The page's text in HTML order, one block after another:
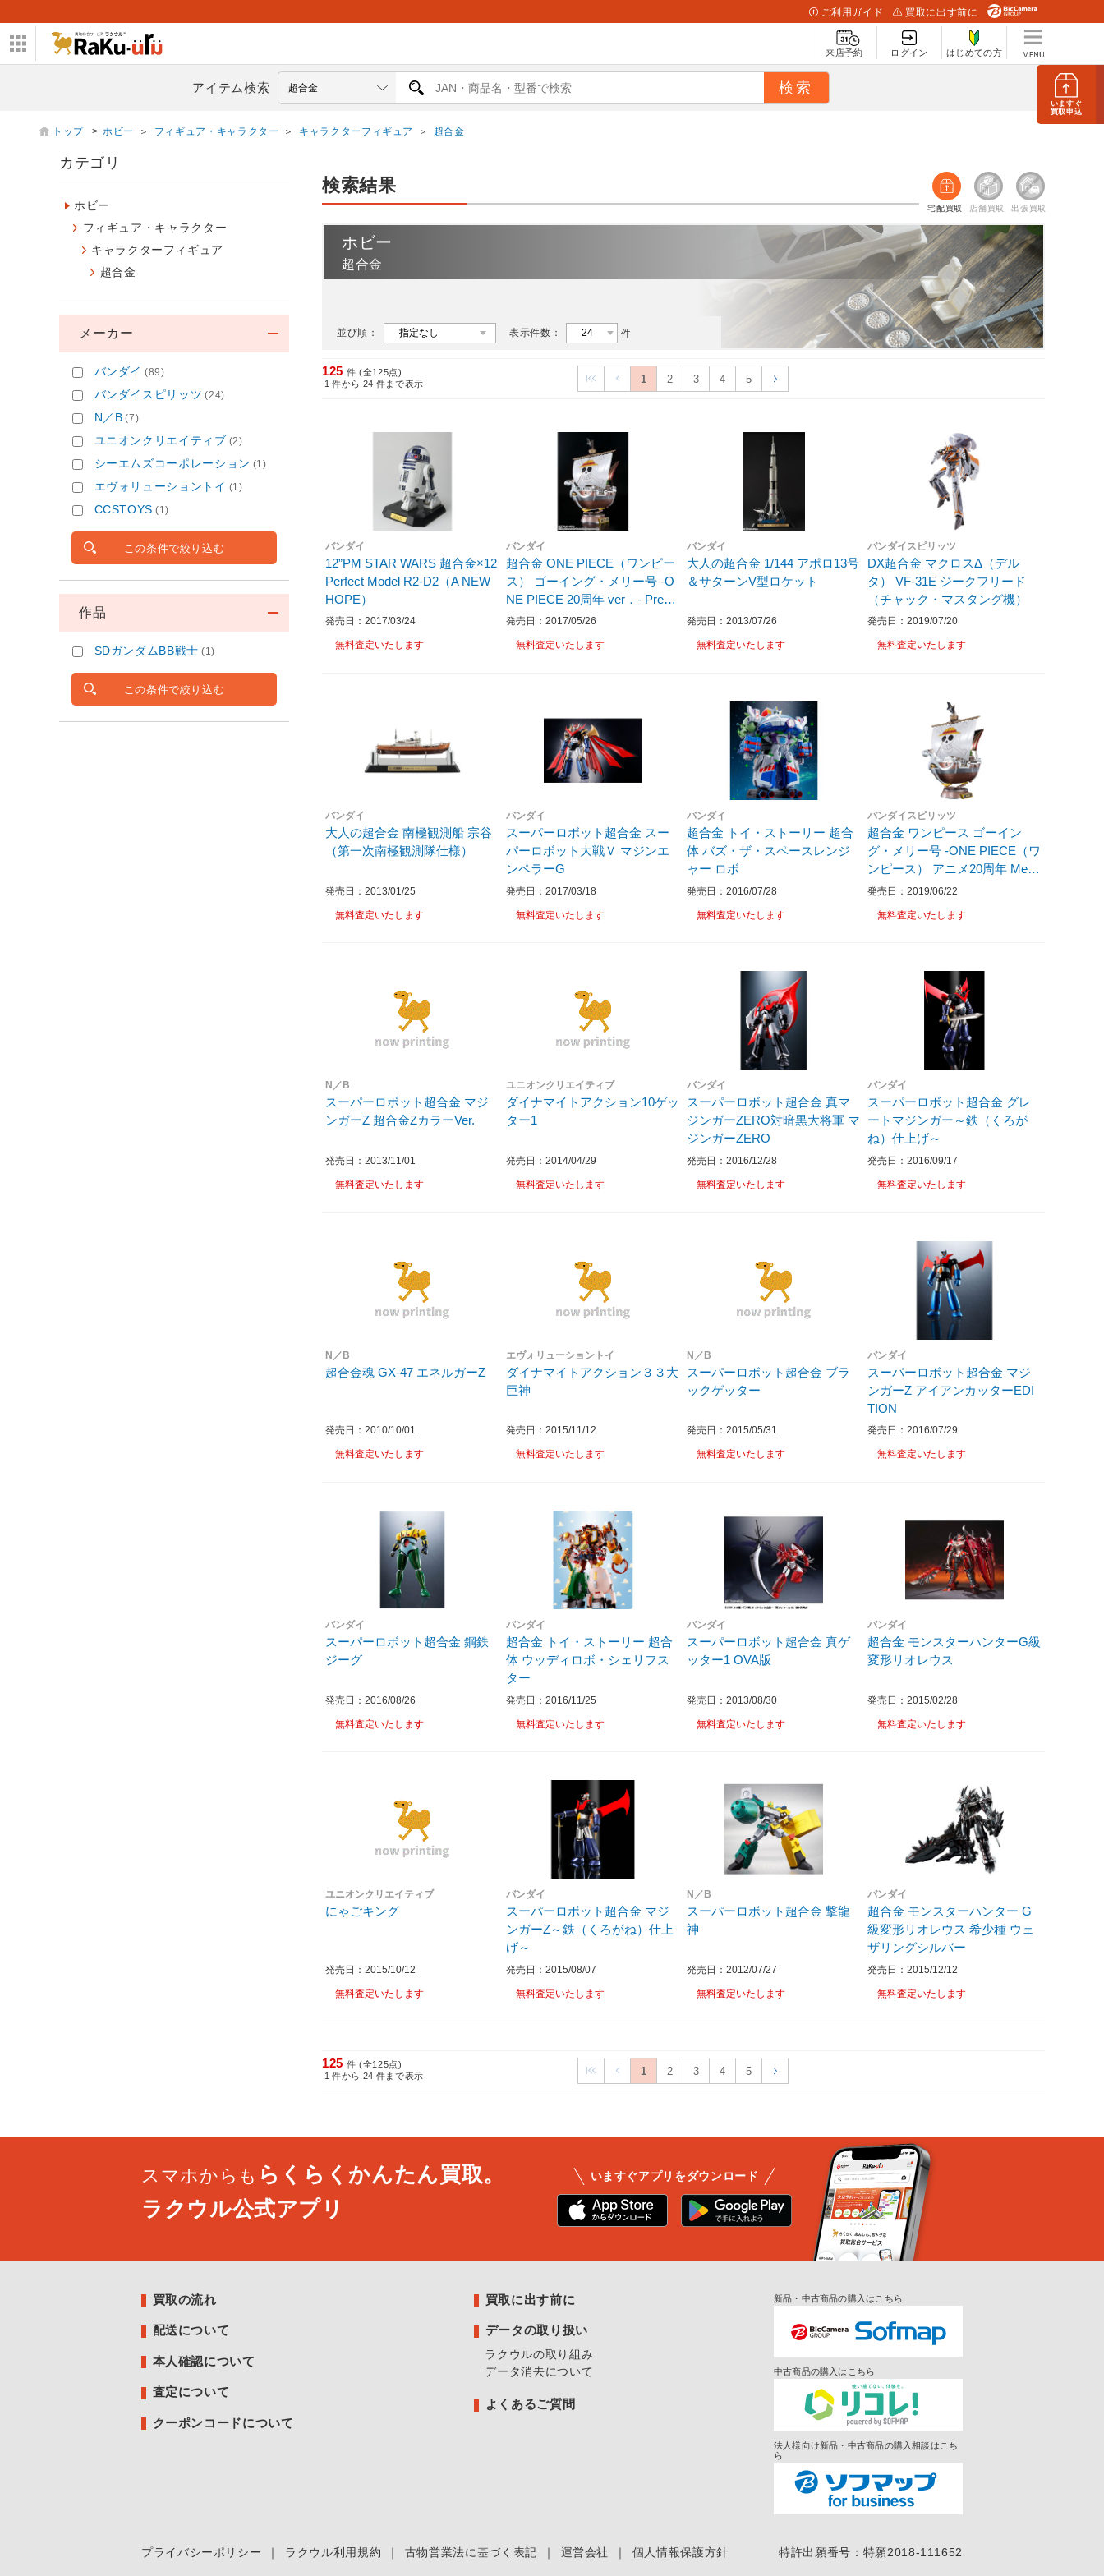
いますぐ
買取申込
ご利用ガイド 買取に出す前に
来店予約 ログイン はじめての方
アイテム検索
トップ > ホビー ＞ フィギュア・キャラクター ＞ キャラクターフィギュア ＞ 超合金
検索結果
宅配買取 店舗買取 出張買取
ホビー
超合金
並び順： 表示件数： 件
125 件 (全125点)
1 件から 24 件まで表示 1 2 3 4 5
バンダイ
12”PM STAR WARS 超合金×12
Perfect Model R2-D2（A NEW
HOPE）
発売日：2017/03/24
無料査定いたします
バンダイ
超合金 ONE PIECE（ワンピー
ス） ゴーイング・メリー号 -O
NE PIECE 20周年 ver．- Premi
um color ver．-
発売日：2017/05/26
無料査定いたします
バンダイ
大人の超合金 1/144 アポロ13号
＆サターンV型ロケット
発売日：2013/07/26
無料査定いたします
バンダイスピリッツ
DX超合金 マクロスΔ（デル
タ） VF-31E ジークフリード
（チャック・マスタング機）
発売日：2019/07/20
無料査定いたします
バンダイ
大人の超合金 南極観測船 宗谷
（第一次南極観測隊仕様）
発売日：2013/01/25
無料査定いたします
バンダイ
スーパーロボット超合金 スー
パーロボット大戦Ｖ マジンエ
ンペラーG
発売日：2017/03/18
無料査定いたします
バンダイ
超合金 トイ・ストーリー 超合
体 バズ・ザ・スペースレンジ
ャー ロボ
発売日：2016/07/28
無料査定いたします
バンダイスピリッツ
超合金 ワンピース ゴーイン
グ・メリー号 -ONE PIECE（ワ
ンピース） アニメ20周年 Mem
orial edition-
発売日：2019/06/22
無料査定いたします
N／B
スーパーロボット超合金 マジ
ンガーZ 超合金ZカラーVer.
発売日：2013/11/01
無料査定いたします
ユニオンクリエイティブ
ダイナマイトアクション10ゲッ
ター1
発売日：2014/04/29
無料査定いたします
バンダイ
スーパーロボット超合金 真マ
ジンガーZERO対暗黒大将軍 マ
ジンガーZERO
発売日：2016/12/28
無料査定いたします
バンダイ
スーパーロボット超合金 グレ
ートマジンガー～鉄（くろが
ね）仕上げ～
発売日：2016/09/17
無料査定いたします
N／B
超合金魂 GX-47 エネルガーZ
発売日：2010/10/01
無料査定いたします
エヴォリューショントイ
ダイナマイトアクション３３大
巨神
発売日：2015/11/12
無料査定いたします
N／B
スーパーロボット超合金 ブラ
ックゲッター
発売日：2015/05/31
無料査定いたします
バンダイ
スーパーロボット超合金 マジ
ンガーZ アイアンカッターEDI
TION
発売日：2016/07/29
無料査定いたします
バンダイ
スーパーロボット超合金 鋼鉄
ジーグ
発売日：2016/08/26
無料査定いたします
バンダイ
超合金 トイ・ストーリー 超合
体 ウッディロボ・シェリフス
ター
発売日：2016/11/25
無料査定いたします
バンダイ
スーパーロボット超合金 真ゲ
ッター1 OVA版
発売日：2013/08/30
無料査定いたします
バンダイ
超合金 モンスターハンターG級
変形リオレウス
発売日：2015/02/28
無料査定いたします
ユニオンクリエイティブ
にゃごキング
発売日：2015/10/12
無料査定いたします
バンダイ
スーパーロボット超合金 マジ
ンガーZ～鉄（くろがね）仕上
げ～
発売日：2015/08/07
無料査定いたします
N／B
スーパーロボット超合金 撃龍
神
発売日：2012/07/27
無料査定いたします
バンダイ
超合金 モンスターハンター G
級変形リオレウス 希少種 ウェ
ザリングシルバー
発売日：2015/12/12
無料査定いたします
125 件 (全125点)
1 件から 24 件まで表示 1 2 3 4 5
カテゴリ
ホビー
フィギュア・キャラクター
キャラクターフィギュア
超合金
メーカー
バンダイ (89)
バンダイスピリッツ (24)
N／B (7)
ユニオンクリエイティブ (2)
シーエムズコーポレーション (1)
エヴォリューショントイ (1)
CCSTOYS (1)
この条件で絞り込む
作品
SDガンダムBB戦士 (1)
この条件で絞り込む
スマホからも らくらくかんたん買取。
ラクウル公式アプリ
いますぐアプリをダウンロード
買取の流れ
配送について
本人確認について
査定について
クーポンコードについて
買取に出す前に
データの取り扱い
ラクウルの取り組み
データ消去について
よくあるご質問
新品・中古商品の購入はこちら
中古商品の購入はこちら
法人様向け新品・中古商品の購入相談はこち
ら
プライバシーポリシー ｜ ラクウル利用規約 ｜ 古物営業法に基づく表記 ｜ 運営会社 ｜ 個人情報保護方針 特許出願番号：特願2018-111652